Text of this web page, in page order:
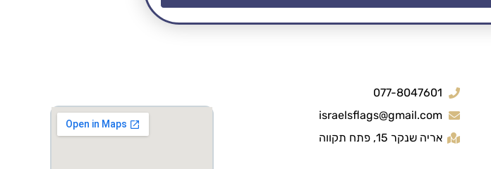
077-8047601
israelsflags@gmail.com
אריה שנקר 15, פתח תקווה